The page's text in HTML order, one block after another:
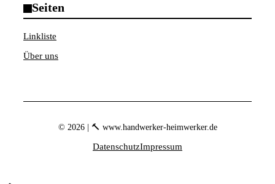
Seiten
Linkliste
Über uns
© 2026 | 🔨 www.handwerker-heimwerker.de
DatenschutzImpressum